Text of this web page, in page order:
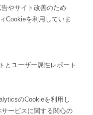
やサイト改善のため
Cookieを利用していま
とユーザー属性レポート
のCookieを利用し
ービスに関する関心の